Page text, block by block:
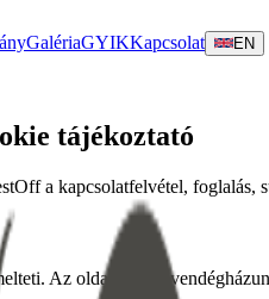
GalériaGYIKKapcsolat EN
tájékoztató
a kapcsolatfelvétel, foglalás,
Az oldal célja a